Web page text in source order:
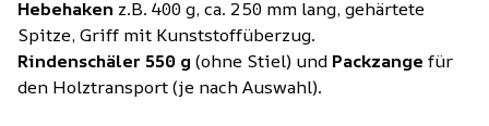
Hebehaken z.B. 400 g, ca. 250 mm lang, gehärtete
Spitze, Griff mit Kunststoffüberzug.
Rindenschäler 550 g(ohne Stiel) undPackzange für
den Holztransport (je nach Auswahl).